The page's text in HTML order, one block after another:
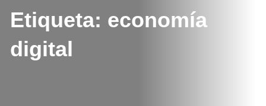
Etiqueta: economía
digital